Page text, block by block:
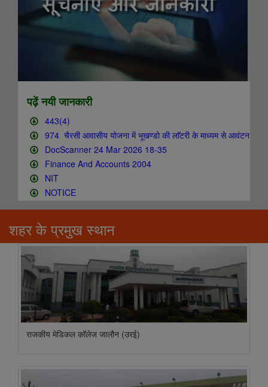
पढ़ें नयी जानकारी
शहर के प्रमुख स्थान
राजकीय मेडिकल कॉलेज जालौन (उरई)